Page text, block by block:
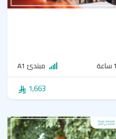
مبتدئ A1
1,663